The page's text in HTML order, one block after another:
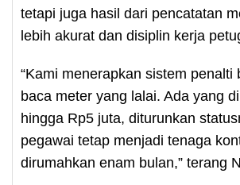
tetapi juga hasil dari pencatatan
lebih akurat dan disiplin kerja
“Kami menerapkan sistem penalti
baca meter yang lalai. Ada yang
hingga Rp5 juta, diturunkan
pegawai tetap menjadi tenaga
dirumahkan enam bulan,” terang